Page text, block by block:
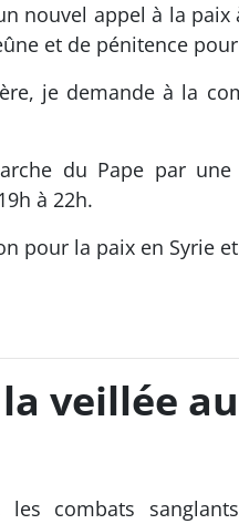
nouvel appel à la
et de pénitence
je demande à la
du Pape par
à 22h.
pour la paix en Syrie
veillée
combats